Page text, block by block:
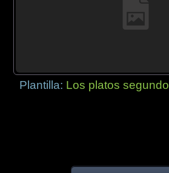
Plantilla: Los platos segundo